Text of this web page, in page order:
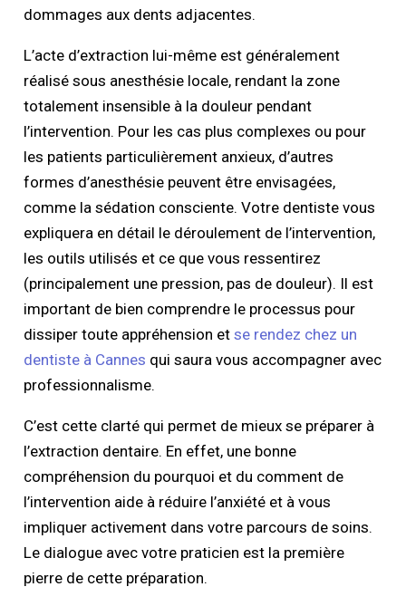
dommages aux dents adjacentes.
L’acte d’extraction lui-même est généralement
réalisé sous anesthésie locale, rendant la zone
totalement insensible à la douleur pendant
l’intervention. Pour les cas plus complexes ou pour
les patients particulièrement anxieux, d’autres
formes d’anesthésie peuvent être envisagées,
comme la sédation consciente. Votre dentiste vous
expliquera en détail le déroulement de l’intervention,
les outils utilisés et ce que vous ressentirez
(principalement une pression, pas de douleur). Il est
important de bien comprendre le processus pour
dissiper toute appréhension etse rendez chez un
dentiste à Cannes qui saura vous accompagner avec
professionnalisme.
C’est cette clarté qui permet de mieux se préparer à
l’extraction dentaire. En effet, une bonne
compréhension du pourquoi et du comment de
l’intervention aide à réduire l’anxiété et à vous
impliquer activement dans votre parcours de soins.
Le dialogue avec votre praticien est la première
pierre de cette préparation.